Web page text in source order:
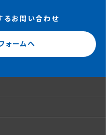
るお問い合わせ
ォームへ